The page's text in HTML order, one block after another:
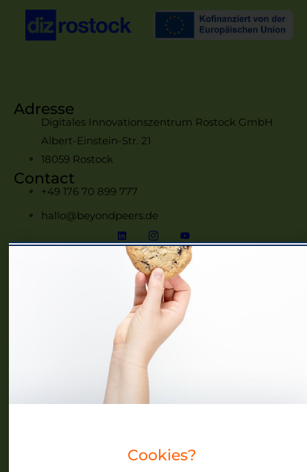
Adresse
Digitales Innovationszentrum Rostock GmbH
Albert-Einstein-Str. 21
18059 Rostock
Contact
+49 176 70 899 777
hallo@beyondpeers.de
Frauennetzwerke MV
Über uns
Cookies?